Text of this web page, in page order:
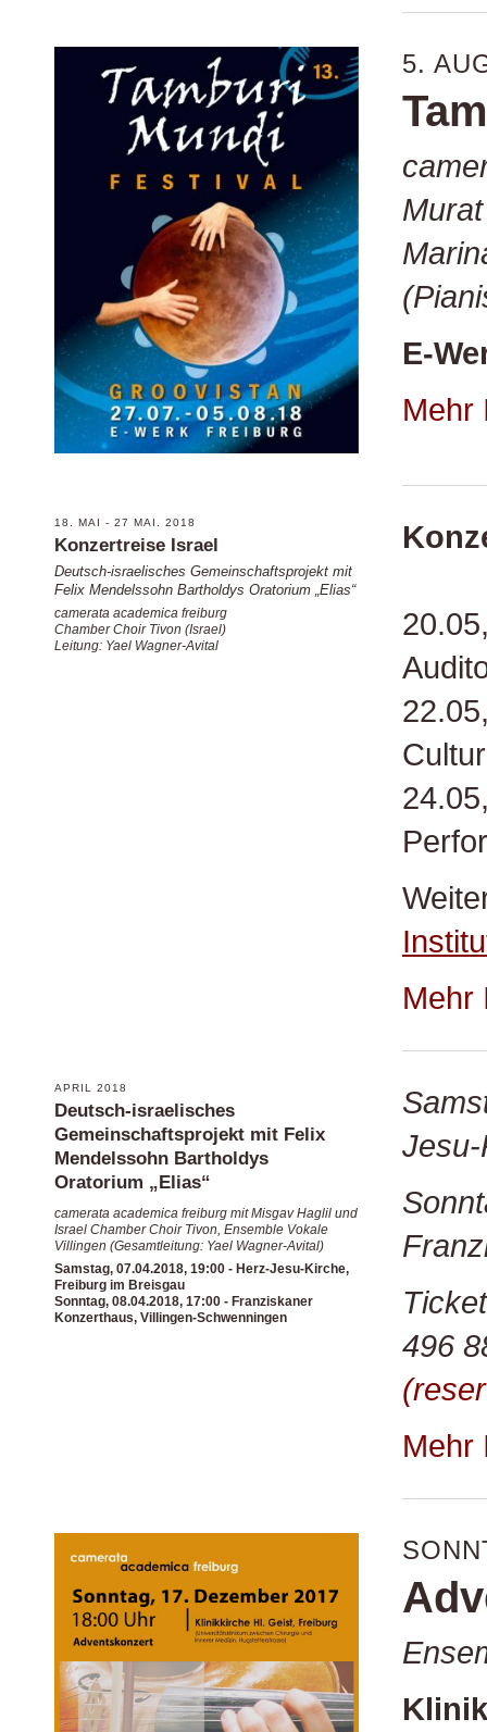
5.
E-
Mehr
18. MAI - 27 MAI. 2018
Konzertreise Israel
Deutsch-israelisches Gemeinschaftsprojekt mit
Felix Mendelssohn Bartholdys Oratorium „Elias“
camerata academica freiburg
Chamber Choir Tivon (Israel)
Leitung: Yael Wagner-Avital
Mehr
APRIL 2018
Deutsch-israelisches
Gemeinschaftsprojekt mit Felix
Mendelssohn Bartholdys
Oratorium „Elias“
camerata academica freiburg mit Misgav Haglil und
Israel Chamber Choir Tivon, Ensemble Vokale
Villingen (Gesamtleitung: Yael Wagner-Avital)
Samstag, 07.04.2018, 19:00 - Herz-Jesu-Kirche,
Freiburg im Breisgau
Sonntag, 08.04.2018, 17:00 - Franziskaner
Konzerthaus, Villingen-Schwenningen
496
Mehr